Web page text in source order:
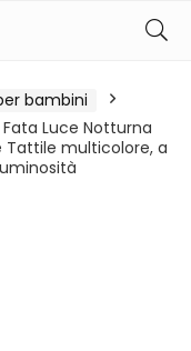
bambini
Luce Notturna
Tattile multicolore, a